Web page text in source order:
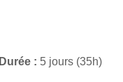
Durée 5 jours (35h)